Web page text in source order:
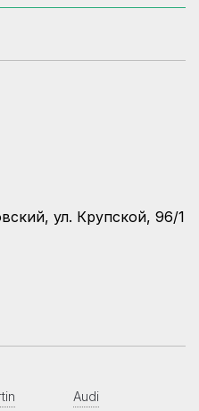
ул. Крупской, 96/1
Audi